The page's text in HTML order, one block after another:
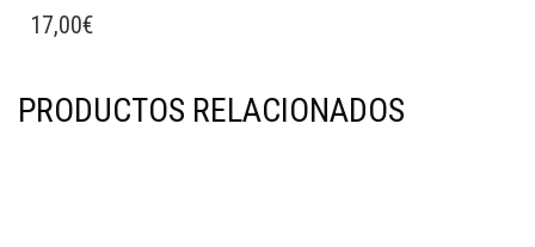
17,00€
PRODUCTOS RELACIONADOS